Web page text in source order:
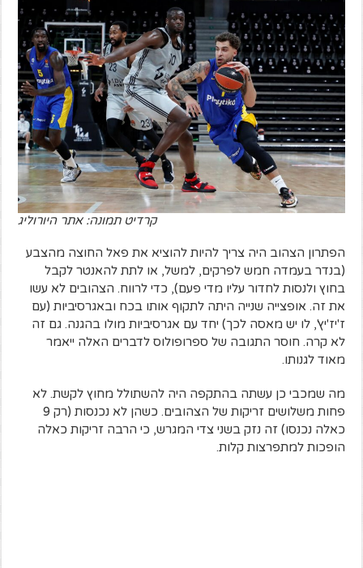
קרדיט תמונה: אתר היורוליג
הפתרון הצהוב היה צריך להיות להוציא את פאל החוצה מהצבע
(בנדר בעמדה חמש לפרקים, למשל, או לתת להאנטר לקבל
בחוץ ולנסות לחדור עליו מדי פעם), כדי לרווח. הצהובים לא עשו
את זה. אופצייה שנייה היתה לתקוף אותו בכח ובאגרסיביות (עם
ז'יז'יץ', לו יש מאסה לכך) יחד עם אגרסיביות מולו בהגנה. גם זה
לא קרה. חוסר התגובה של ספרופולוס לדברים האלה ייאמר
מאוד לגנותו.
מה שמכבי כן עשתה בהתקפה היה להשתולל מחוץ לקשת. לא
פחות משלושים זריקות של הצהובים. כשהן לא נכנסות (רק 9
כאלה נכנסו) זה נזק בשני צדי המגרש, כי הרבה זריקות כאלה
הופכות למתפרצות קלות.